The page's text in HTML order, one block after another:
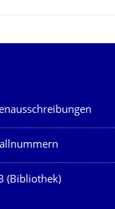
(Bibliothek)